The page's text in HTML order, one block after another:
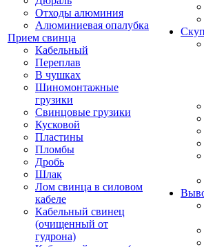
Отходы алюминия
Алюминиевая опалубка
Прием свинца
Кабельный
Переплав
В чушках
Шиномонтажные
грузики
Свинцовые грузики
Кусковой
Пластины
Пломбы
Дробь
Шлак
Лом свинца в силовом
кабеле
Кабельный свинец
(очищенный от
гудрона)